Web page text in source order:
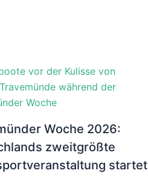
Woche 2026:
zweitgrößte
startet